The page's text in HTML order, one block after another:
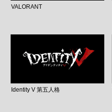
VALORANT
Identity V 第五人格